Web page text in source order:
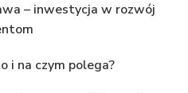
– inwestycja w rozwój
i na czym polega?